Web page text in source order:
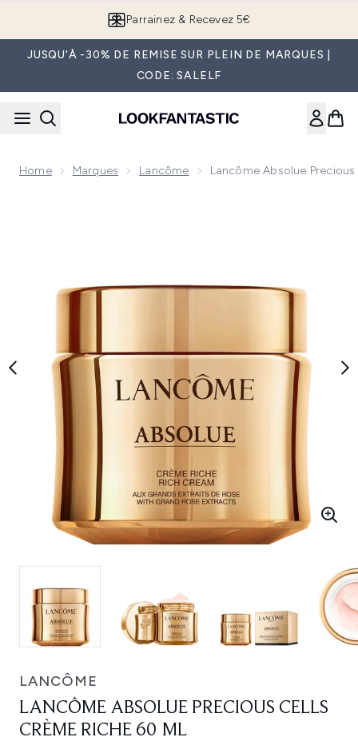
Parrainez & Recevez 5€
JUSQU'À -30% DE REMISE SUR PLEIN DE MARQUES |
CODE: SALELF
Home Marques Lancôme Lancôme Absolue
LANCÔME
LANCÔME ABSOLUE PRECIOUS CELLS
CRÈME RICHE 60 ML